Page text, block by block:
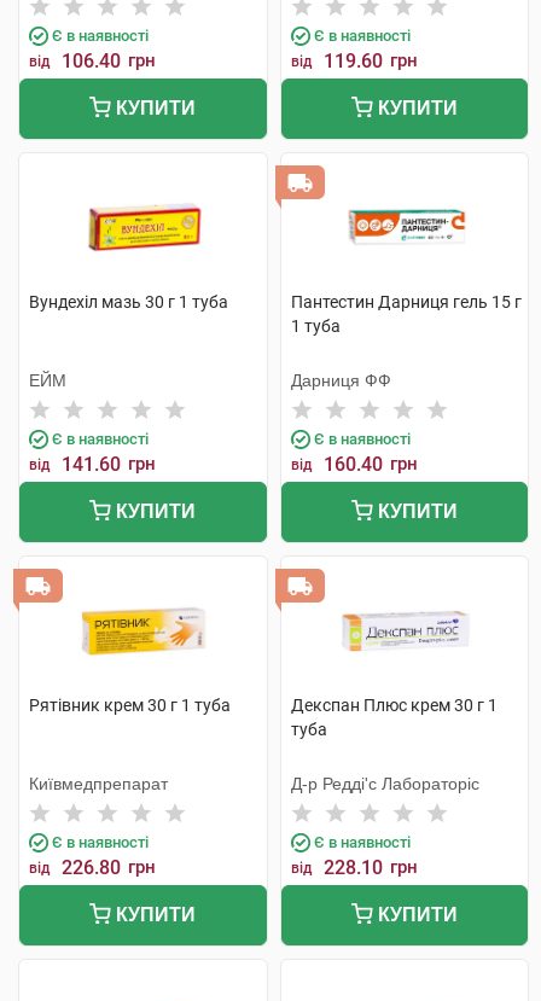
Є в наявності
від 106.40 грн
КУПИТИ
Є в наявності
від 119.60 грн
КУПИТИ
Вундехіл мазь 30 г 1 туба
ЕЙМ
Є в наявності
від 141.60 грн
КУПИТИ
Пантестин Дарниця гель 15 г
1 туба
Дарниця ФФ
Є в наявності
від 160.40 грн
КУПИТИ
Рятівник крем 30 г 1 туба
Київмедпрепарат
Є в наявності
від 226.80 грн
КУПИТИ
Декспан Плюс крем 30 г 1
туба
Д-р Редді'с Лабораторіс
Є в наявності
від 228.10 грн
КУПИТИ